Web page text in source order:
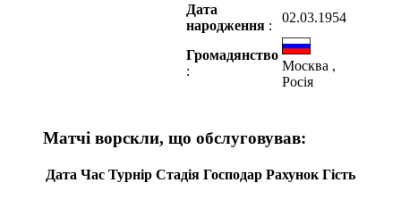
Дата
народження :
02.03.1954
Громадянство
:
Москва ,
Росія
Матчі ворскли, що обслуговував:
Дата Час Турнір Стадія Господар Рахунок Гість